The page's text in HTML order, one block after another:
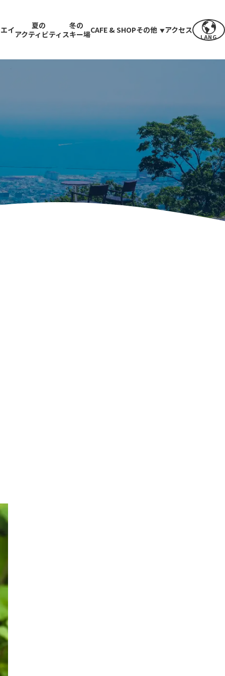
イ
夏の
アクティビティ
冬の
スキー場CAFE & SHOPその他 アクセス
LANG